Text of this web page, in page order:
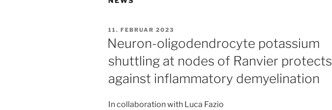
VERÖFFENTLICHT
AM
11. FEBRUAR 2023
Neuron-oligodendrocyte potassium
shuttling at nodes of Ranvier protects
against inflammatory demyelination
In collaboration with Luca Fazio